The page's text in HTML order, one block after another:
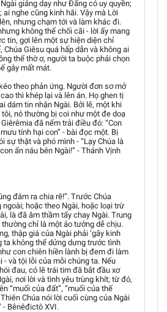
Ngài giảng dạy như Đấng có uy quyền;
ai nghe cũng kinh hãi. Vậy mà Lời
nhưng chạm tới và làm khác đi.
không thể chối cãi - lời ấy mang
tin, gợi lên một sự hiện diện chỉ
Chúa Giêsu quá hấp dẫn và không ai
thể thờ ơ, người ta buộc phải chọn
gây mất mát.
theo phản ứng. Người đơn sơ mở
thì khép lại và lên án. Họ ghen tị
dám tin nhận Ngài. Bởi lẽ, một khi
nó thường bị coi như một đe doạ
đã nếm trải điều đó: “Con
tính hại con” - bài đọc một. Bị
sự thật và phó mình - “Lạy Chúa là
ẩn náu bên Ngài!” - Thánh Vịnh
đâm ra chia rẽ!”. Trước Chúa
hoặc theo Ngài, hoặc loại trừ
là đã âm thầm tẩy chay Ngài. Trung
chỉ là một ảo tưởng dễ chịu.
thập giá của Ngài phải ‘gây kinh
ta không thể dửng dưng trước tình
con chiên hiền lành bị đem đi làm
- và tội lỗi của mỗi chúng ta. Nếu
đau, có lẽ trái tim đã bắt đầu xơ
nơi lời và tình yêu trùng khít; từ đó,
“muối của đất”, “muối của thế
Chúa nói lời cuối cùng của Ngài
- Bênêđictô XVI.